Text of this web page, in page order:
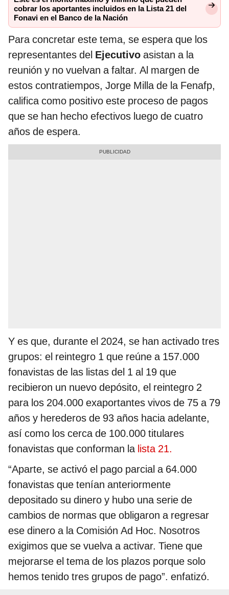
cobrar los aportantes incluidos en la Lista 21 del
Fonavi en el Banco de la Nación
Para concretar este tema, se espera que los
representantes del Ejecutivo asistan a la
reunión y no vuelvan a faltar. Al margen de
estos contratiempos, Jorge Milla de la Fenafp,
califica como positivo este proceso de pagos
que se han hecho efectivos luego de cuatro
años de espera.
Y es que, durante el 2024, se han activado tres
grupos: el reintegro 1 que reúne a 157.000
fonavistas de las listas del 1 al 19 que
recibieron un nuevo depósito, el reintegro 2
para los 204.000 exaportantes vivos de 75 a 79
años y herederos de 93 años hacia adelante,
así como los cerca de 100.000 titulares
fonavistas que conforman la lista 21.
“Aparte, se activó el pago parcial a 64.000
fonavistas que tenían anteriormente
depositado su dinero y hubo una serie de
cambios de normas que obligaron a regresar
ese dinero a la Comisión Ad Hoc. Nosotros
exigimos que se vuelva a activar. Tiene que
mejorarse el tema de los plazos porque solo
hemos tenido tres grupos de pago”. enfatizó.